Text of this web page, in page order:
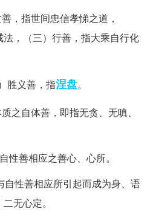
指世间忠信孝悌之道，
法，（三）行善，指大乘自行化
义善，指涅盘。
质之自体善，即指无贪、无嗔、
性善相应之善心、心所。
自性善相应所引起而成为身、语
无心定。